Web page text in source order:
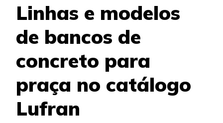
Linhas e modelos
de bancos de
concreto para
praça no catálogo
Lufran